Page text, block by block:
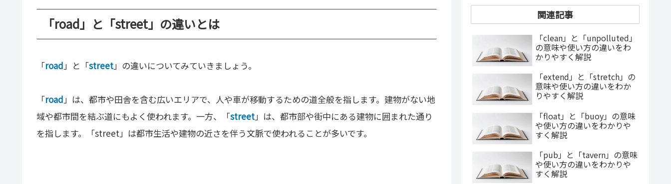
「road」と「street」の違いとは
「road 」と「street」の違いについてみていきましょう。
「road 」は、都市や田舎を含む広いエリアで、人や車が移動するための道全般を指します。建物がない地
域や都市間を結ぶ道にもよく使われます。一方、「street」は、都市部や街中にある建物に囲まれた通り
を指します。「street」は都市生活や建物の近さを伴う文脈で使われることが多いです。
関連記事
「clean」と「unpolluted」
の意味や使い方の違いをわ
かりやすく解説
「extend」と「stretch」の
意味や使い方の違いをわか
りやすく解説
「float」と「buoy」の意味
や使い方の違いをわかりや
すく解説
「pub」と「tavern」の意味
や使い方の違いをわかりや
すく解説